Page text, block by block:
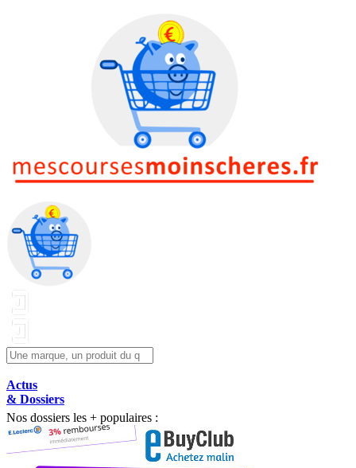
Actus
& Dossiers
Nos dossiers les + populaires :